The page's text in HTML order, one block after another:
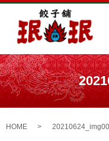
HOME